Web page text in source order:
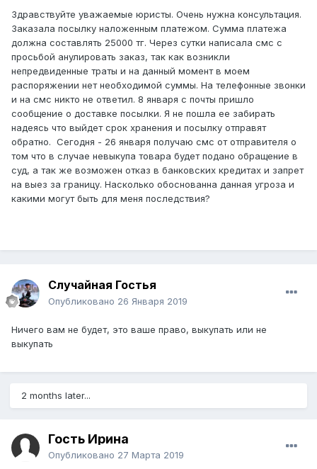
Здравствуйте уважаемые юристы. Очень нужна консультация.
Заказала посылку наложенным платежом. Сумма платежа
должна составлять 25000 тг. Через сутки написала смс с
просьбой анулировать заказ, так как возникли
непредвиденные траты и на данный момент в моем
распоряжении нет необходимой суммы. На телефонные звонки
и на смс никто не ответил. 8 января с почты пришло
сообщение о доставке посылки. Я не пошла ее забирать
надеясь что выйдет срок хранения и посылку отправят
обратно. Сегодня - 26 января получаю смс от отправителя о
том что в случае невыкупа товара будет подано обращение в
суд, а так же возможен отказ в банковских кредитах и запрет
на выез за границу. Насколько обоснованна данная угроза и
какими могут быть для меня последствия?
Случайная Гостья
Опубликовано 26 Января 2019
Ничего вам не будет, это ваше право, выкупать или не
выкупать
2 months later...
Гость Ирина
Опубликовано 27 Марта 2019